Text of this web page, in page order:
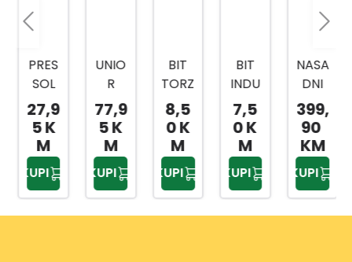
PRES
SOL
PREŠ
A ZA
MAS
T
80ML
ČELIK
SA
27,9
5 K
M
KUPI
UNIO
R
RUČI
CA/R
AČN
A 1/2
BI
1901A
BI
77,9
5 K
M
KUPI
BIT
TORZ
IJA
TOR
X
20X2
5MM
2/1
8,5
0 K
M
KUPI
BIT
INDU
STRY
TOR
X
20X2
5MM
3/1
7,5
0 K
M
KUPI
NASA
DNI
KLJU
ČEVI
1/4,3
/8,1/
2
216-
DJ.
399,
90
KM
KUPI